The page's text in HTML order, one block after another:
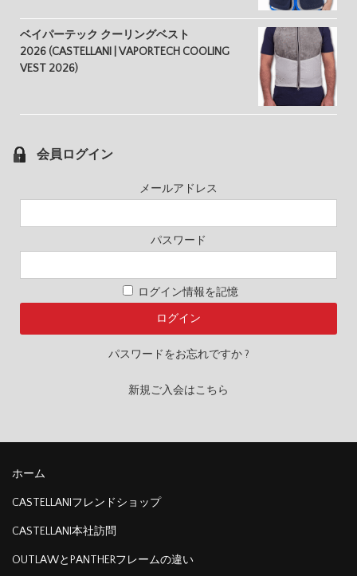
ベイパーテック クーリングベスト
2026 (CASTELLANI | VAPORTECH COOLING
VEST 2026)
会員ログイン
メールアドレス
パスワード
ログイン情報を記憶
パスワードをお忘れですか ?
新規ご入会はこちら
ホーム
CASTELLANIフレンドショップ
CASTELLANI本社訪問
OUTLAWとPANTHERフレームの違い